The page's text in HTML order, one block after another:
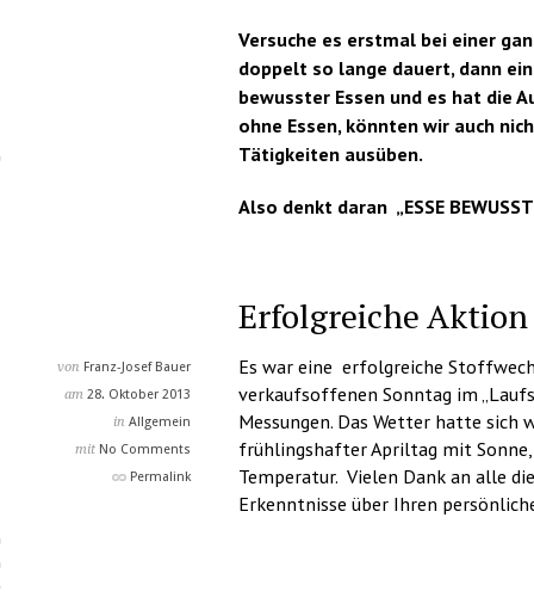
Versuche es erstmal bei einer
doppelt so lange dauert, dann
bewusster Essen und es hat die
ohne Essen, könnten wir auch
Tätigkeiten ausüben.
Also denkt daran „ESSE
Erfolgreiche
von Franz-Josef Bauer
am 28. Oktober 2013
in Allgemein
mit No Comments
Permalink
Es war eine erfolgreiche
verkaufsoffenen Sonntag im
Messungen. Das Wetter hatte
frühlingshafter Apriltag mit Sonne,
Temperatur. Vielen Dank an alle
Erkenntnisse über Ihren